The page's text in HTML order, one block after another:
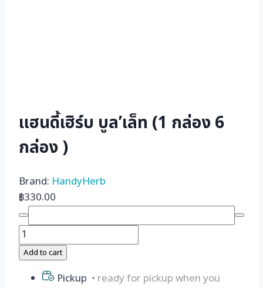
แฮนดี้เฮิร์บ บูล’เล็ท (1 กล่อง 6
กล่อง )
Brand: HandyHerb
฿330.00
แฮน
ดี้
เฮิร์บ
บูล’เล็ท
Add to cart
Pickup • ready for pickup when you